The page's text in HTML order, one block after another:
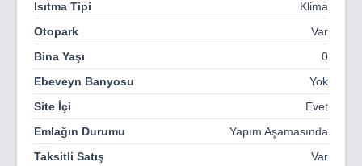
Isıtma Tipi
Klima
Otopark
Var
Bina Yaşı
0
Ebeveyn Banyosu
Yok
Site İçi
Evet
Emlağın Durumu
Yapım Aşamasında
Taksitli Satış
Var